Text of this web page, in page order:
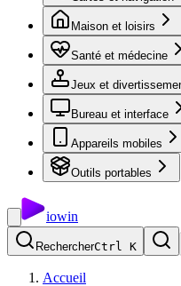
Maison et loisirs
Santé et médecine
Jeux et
Bureau et interface
Appareils mobiles
Outils portables
iowin
RechercherCtrl K
Accueil